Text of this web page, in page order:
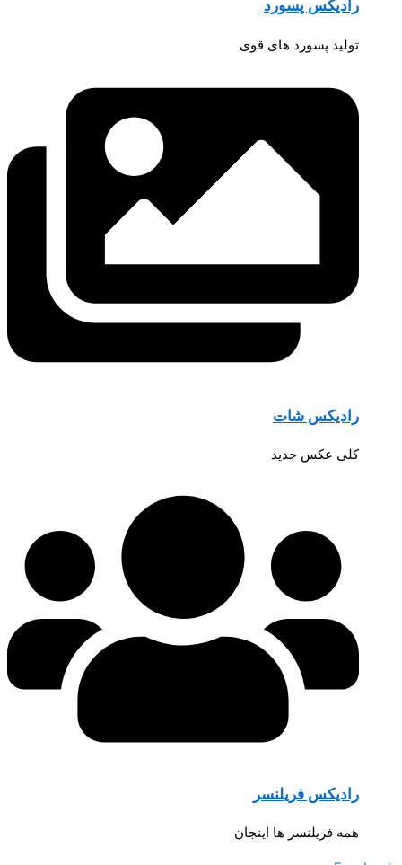
رادیکس پسورد
تولید پسورد های قوی
رادیکس شات
کلی عکس جدید
رادیکس فریلنسر
همه فریلنسر ها اینجان